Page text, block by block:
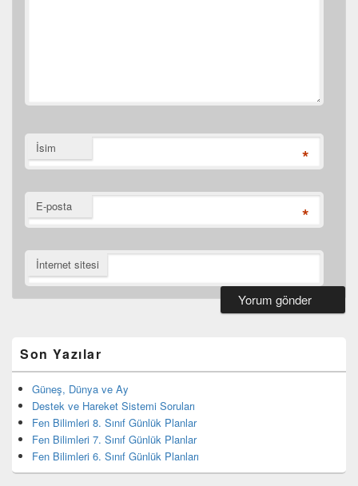
İsim *
E-posta *
İnternet sitesi
bar
eklenti
bölgesi
Son Yazılar
Güneş, Dünya ve Ay
Destek ve Hareket Sistemi Soruları
Fen Bilimleri 8. Sınıf Günlük Planlar
Fen Bilimleri 7. Sınıf Günlük Planlar
Fen Bilimleri 6. Sınıf Günlük Planları